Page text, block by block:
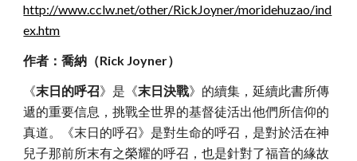
http://www.cclw.net/other/RickJoyner/moridehuzao/ind
ex.htm
作者：喬納（Rick Joyner）
《末日的呼召》是《末日決戰》的續集，延續此書所傳
遞的重要信息，挑戰全世界的基督徒活出他們所信仰的
真道。《末日的呼召》是對生命的呼召，是對於活在神
兒子那前所末有之榮耀的呼召，也是針對了福音的緣故